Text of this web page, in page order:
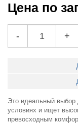
Цена по
- +
Это идеальный выбор
условиях и ищет
превосходным